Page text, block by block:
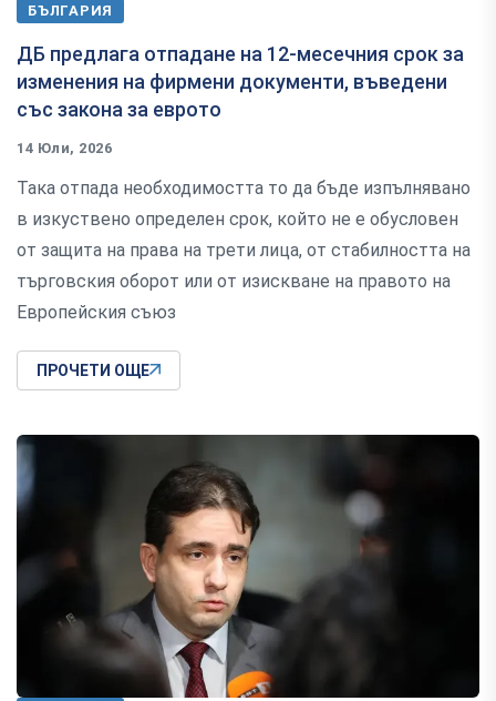
БЪЛГАРИЯ
ДБ предлага отпадане на 12-месечния срок за
изменения на фирмени документи, въведени
със закона за еврото
14 Юли, 2026
Така отпада необходимостта то да бъде изпълнявано
в изкуствено определен срок, който не е обусловен
от защита на права на трети лица, от стабилността на
търговския оборот или от изискване на правото на
Европейския съюз
ПРОЧЕТИ ОЩЕ